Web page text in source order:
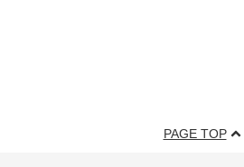
PAGE TOP